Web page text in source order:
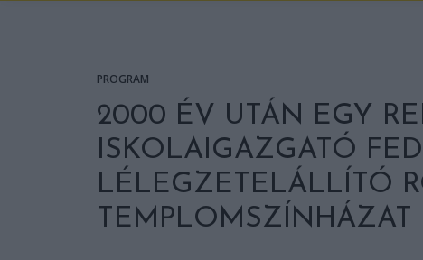
PROGRAM
2000 ÉV UTÁN EGY
ISKOLAIGAZGATÓ
LÉLEGZETELÁLLÍTÓ
TEMPLOMSZÍNHÁZAT